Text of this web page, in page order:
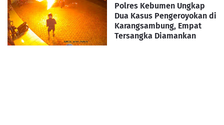
Polres Kebumen Ungkap
Dua Kasus Pengeroyokan di
Karangsambung, Empat
Tersangka Diamankan